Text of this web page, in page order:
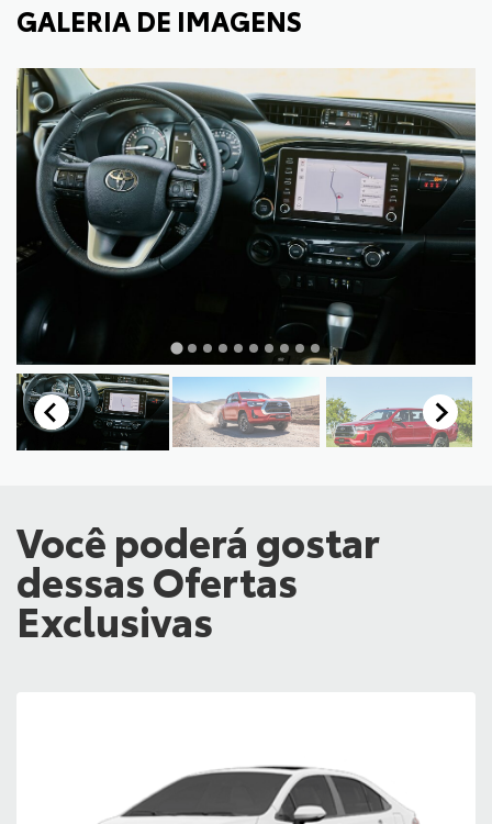
GALERIA DE IMAGENS
Você poderá gostar
dessas Ofertas
Exclusivas